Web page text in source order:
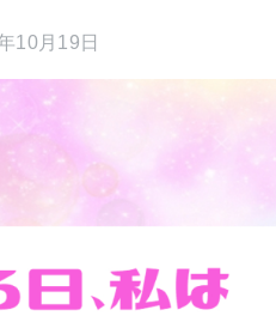
10月19日